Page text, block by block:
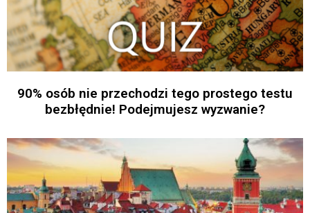
90% osób nie przechodzi tego prostego testu
bezbłędnie! Podejmujesz wyzwanie?